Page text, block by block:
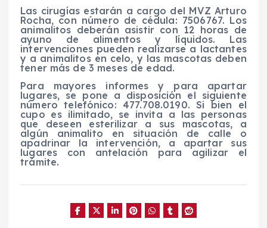
Las cirugías estarán a cargo del MVZ Arturo
Rocha, con número de cédula: 7506767. Los
animalitos deberán asistir con 12 horas de
ayuno de alimentos y líquidos. Las
intervenciones pueden realizarse a lactantes
y a animalitos en celo, y las mascotas deben
tener más de 3 meses de edad.
Para mayores informes y para apartar
lugares, se pone a disposición el siguiente
número telefónico: 477.708.0190. Si bien el
cupo es ilimitado, se invita a las personas
que deseen esterilizar a sus mascotas, a
algún animalito en situación de calle o
apadrinar la intervención, a apartar sus
lugares con antelación para agilizar el
trámite.